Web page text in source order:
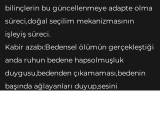
bilinçlerin bu güncellenmeye adapte olma
süreci,doğal seçilim mekanizmasının
işleyiş süreci.
Kabir azabı:Bedensel ölümün gerçekleştiği
anda ruhun bedene hapsolmuşluk
duygusu,bedenden çıkamaması,bedenin
başında ağlayanları duyup,sesini